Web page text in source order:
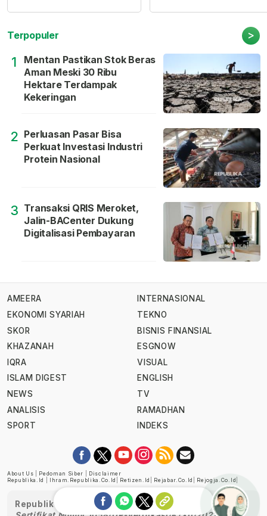
Terpopuler >
1
Mentan Pastikan Stok Beras
Aman Meski 30 Ribu
Hektare Terdampak
Kekeringan
2 Perluasan Pasar Bisa
Perkuat Investasi Industri
Protein Nasional
3 Transaksi QRIS Meroket,
Jalin-BACenter Dukung
Digitalisasi Pembayaran
AMEERA
EKONOMI SYARIAH
SKOR
KHAZANAH
IQRA
ISLAM DIGEST
NEWS
ANALISIS
SPORT
INTERNASIONAL
TEKNO
BISNIS FINANSIAL
ESGNOW
VISUAL
ENGLISH
TV
RAMADHAN
INDEKS
About Us Pedoman Siber
Disclaimer
Republika.id
Ihram.republika.co.id Retizen.id Rejabar.co.id Rejogja.co.id
Republika telah diverifikasi oleh Dewan Pers